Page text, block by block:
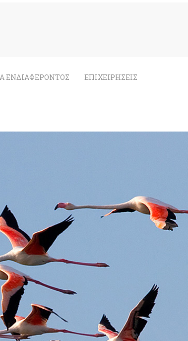
ΕΝΔΙΑΦΕΡΟΝΤΟΣ ΕΠΙΧΕΙΡΗΣΕΙΣ